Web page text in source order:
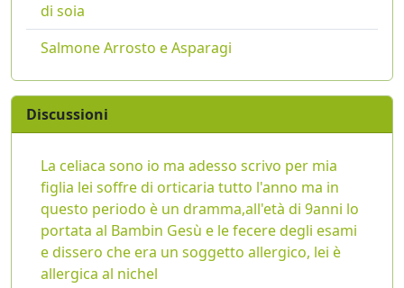
di soia
Salmone Arrosto e Asparagi
Discussioni
La celiaca sono io ma adesso scrivo per mia
figlia lei soffre di orticaria tutto l'anno ma in
questo periodo è un dramma,all'età di 9anni lo
portata al Bambin Gesù e le fecere degli esami
e dissero che era un soggetto allergico, lei è
allergica al nichel